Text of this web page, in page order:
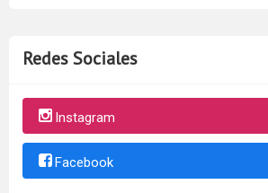
Redes Sociales
Instagram
Facebook